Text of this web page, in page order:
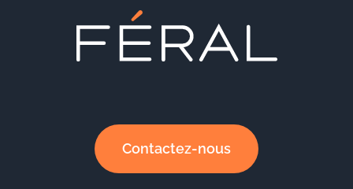
Contactez-nous